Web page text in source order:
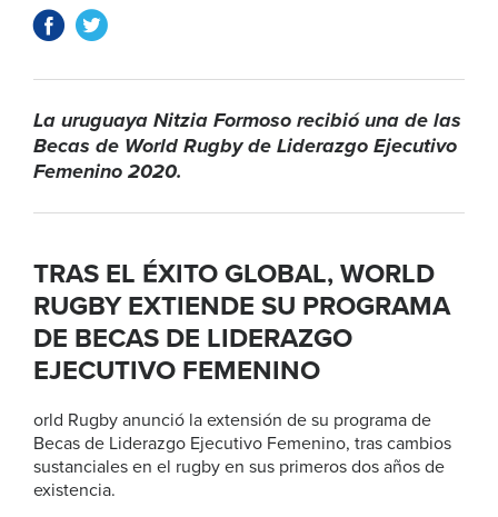
La uruguaya Nitzia Formoso recibió una de las
Becas de World Rugby de Liderazgo Ejecutivo
Femenino 2020.
TRAS EL ÉXITO GLOBAL, WORLD
RUGBY EXTIENDE SU PROGRAMA
DE BECAS DE LIDERAZGO
EJECUTIVO FEMENINO
orld Rugby anunció la extensión de su programa de
Becas de Liderazgo Ejecutivo Femenino, tras cambios
sustanciales en el rugby en sus primeros dos años de
existencia.